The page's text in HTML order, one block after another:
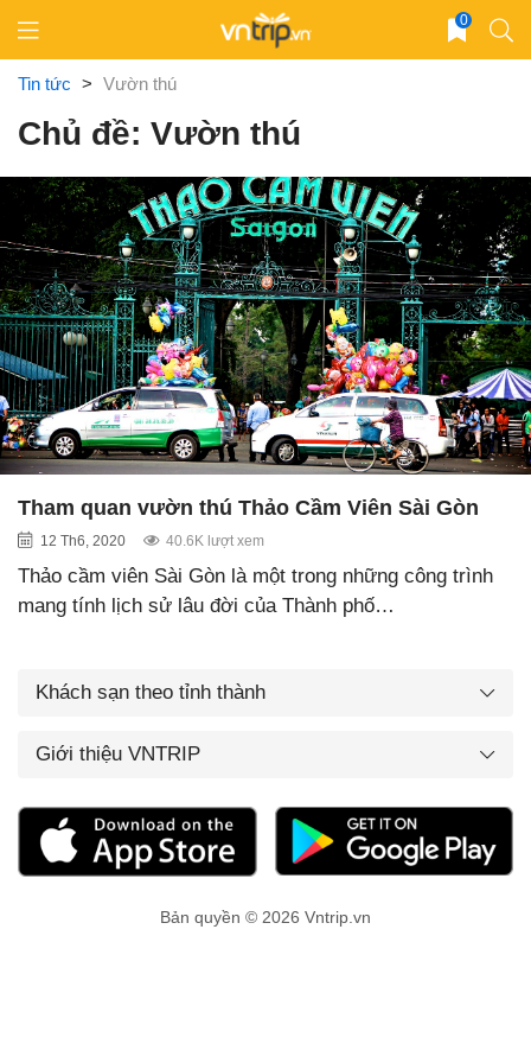
content
0
Tin tức > Vườn thú
Chủ đề: Vườn thú
Tham quan vườn thú Thảo Cầm Viên Sài Gòn
12 Th6, 2020 40.6K lượt xem
Thảo cầm viên Sài Gòn là một trong những công trình
mang tính lịch sử lâu đời của Thành phố…
Khách sạn theo tỉnh thành
Giới thiệu VNTRIP
Bản quyền © 2026 Vntrip.vn